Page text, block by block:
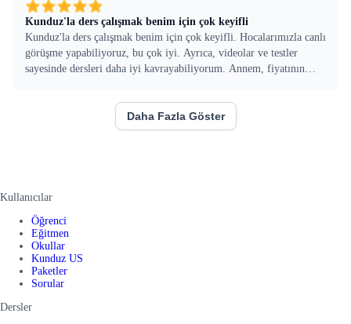
Kunduz'la ders çalışmak benim için çok keyifli
Kunduz'la ders çalışmak benim için çok keyifli. Hocalarımızla canlı
görüşme yapabiliyoruz, bu çok iyi. Ayrıca, videolar ve testler
sayesinde dersleri daha iyi kavrayabiliyorum. Annem, fiyatının
Daha Fazla Göster
Kullanıcılar
Öğrenci
Eğitmen
Okullar
Kunduz US
Paketler
Sorular
Dersler